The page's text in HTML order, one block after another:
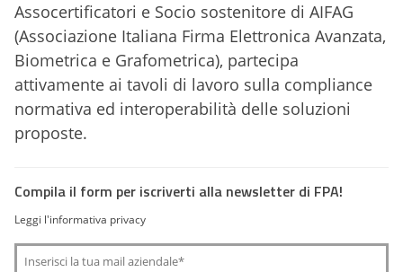
Assocertificatori e Socio sostenitore di AIFAG
(Associazione Italiana Firma Elettronica Avanzata,
Biometrica e Grafometrica), partecipa
attivamente ai tavoli di lavoro sulla compliance
normativa ed interoperabilità delle soluzioni
proposte.
Compila il form per iscriverti alla newsletter di FPA!
Leggi l'informativa privacy